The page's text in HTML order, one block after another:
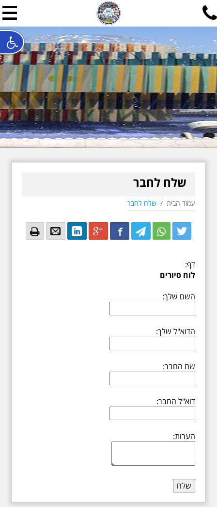
תל אביב שלי
תיור ישראלי בעריכת אילן
האתר המרכזי להיסטוריה של תל אביב ותולדות ארץ ישראל -
חייגו עכשיו:052-7747748
שלחו פנייה:ilan@mytelaviv.co.il
English עברית צור קשר
שלח לחבר
עמוד הבית / שלח לחבר
Twitter
Twitter
Twitter
Facebook
Google+
LinkedIn
Email
Email
דף:
לוח סיורים
השם שלך:
הדוא"ל שלך:
שם החבר:
דוא"ל החבר:
הערות: